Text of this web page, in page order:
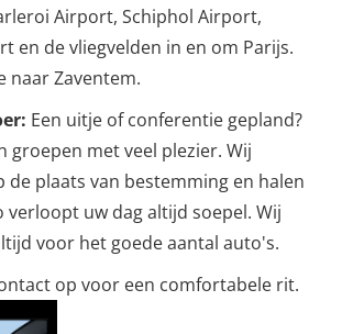
Airport, Schiphol Airport,
en de vliegvelden in en om Parijs.
naar Zaventem.
Een uitje of conferentie gepland?
groepen met veel plezier. Wij
de plaats van bestemming en halen
verloopt uw dag altijd soepel. Wij
voor het goede aantal auto's.
op voor een comfortabele rit.